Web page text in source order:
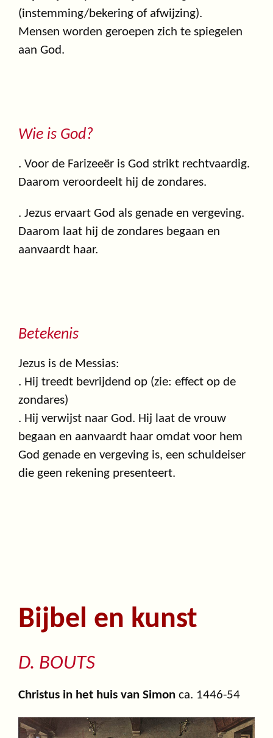
(instemming/bekering of afwijzing).
Mensen worden geroepen zich te spiegelen
aan God.
Wie is God?
. Voor de Farizeeër is God strikt rechtvaardig.
Daarom veroordeelt hij de zondares.
. Jezus ervaart God als genade en vergeving.
Daarom laat hij de zondares begaan en
aanvaardt haar.
Betekenis
Jezus is de Messias:
. Hij treedt bevrijdend op (zie: effect op de
zondares)
. Hij verwijst naar God. Hij laat de vrouw
begaan en aanvaardt haar omdat voor hem
God genade en vergeving is, een schuldeiser
die geen rekening presenteert.
Bijbel en kunst
D. BOUTS
Christus in het huis van Simon ca. 1446-54